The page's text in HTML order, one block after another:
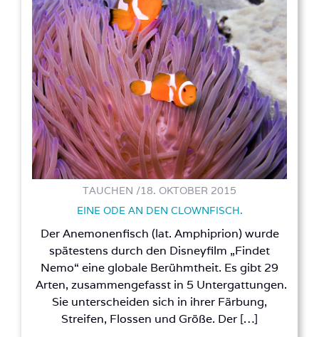
TAUCHEN /18. OKTOBER 2015
EINE ODE AN DEN CLOWNFISCH.
Der Anemonenfisch (lat. Amphiprion) wurde
spätestens durch den Disneyfilm „Findet
Nemo“ eine globale Berühmtheit. Es gibt 29
Arten, zusammengefasst in 5 Untergattungen.
Sie unterscheiden sich in ihrer Färbung,
Streifen, Flossen und Größe. Der […]